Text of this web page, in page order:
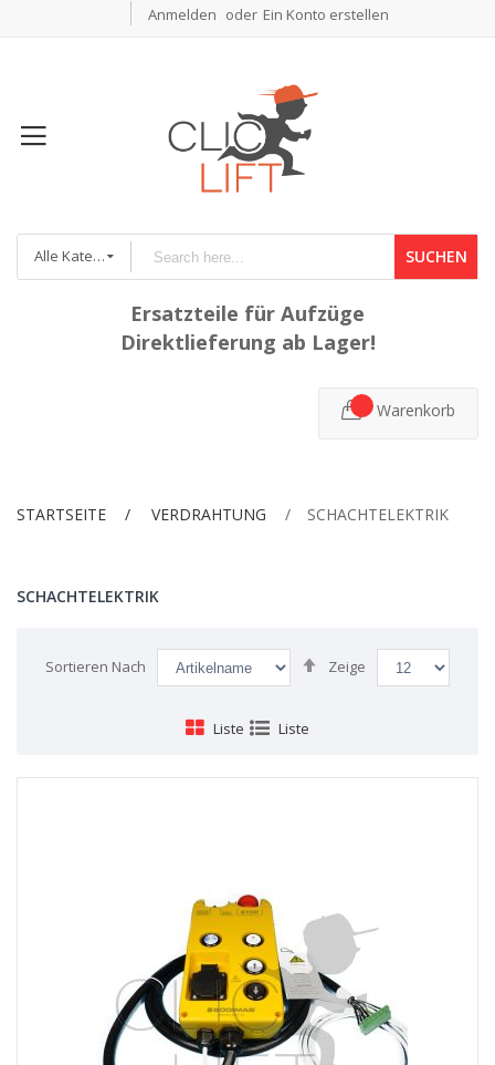
Anmelden Ein Konto erstellen
Alle Kategorien SUCHEN
Ersatzteile für Aufzüge
Direktlieferung ab Lager!
Warenkorb
STARTSEITE VERDRAHTUNG SCHACHTELEKTRIK
SCHACHTELEKTRIK
Sortieren Nach
Absteigend
sortieren
Zeige
Liste Liste